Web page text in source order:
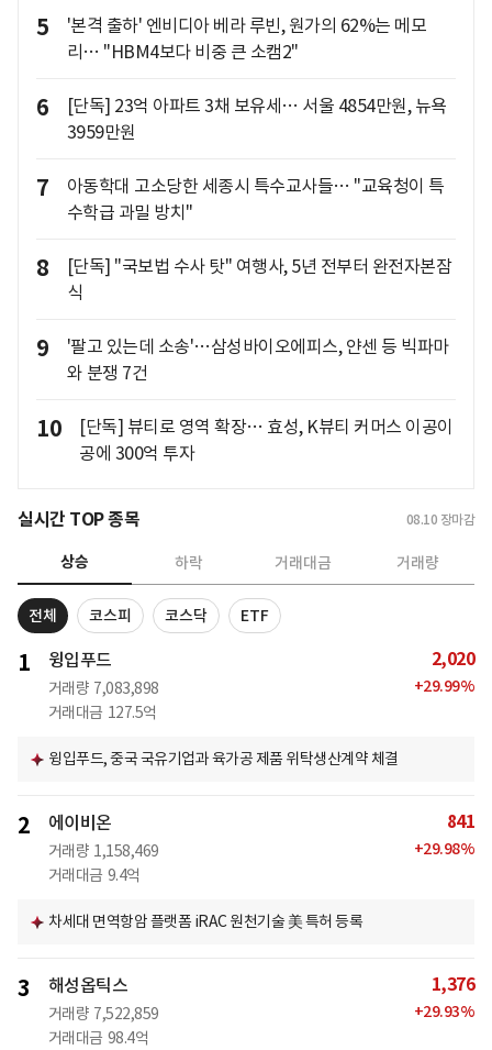
5
'본격 출하' 엔비디아 베라 루빈, 원가의 62%는 메모
리… "HBM4보다 비중 큰 소캠2"
6
[단독] 23억 아파트 3채 보유세… 서울 4854만원, 뉴욕
3959만원
7
아동학대 고소당한 세종시 특수교사들… "교육청이 특
수학급 과밀 방치"
8
[단독] "국보법 수사 탓" 여행사, 5년 전부터 완전자본잠
식
9
'팔고 있는데 소송'…삼성바이오에피스, 얀센 등 빅파마
와 분쟁 7건
10
[단독] 뷰티로 영역 확장… 효성, K뷰티 커머스 이공이
공에 300억 투자
실시간 TOP 종목 08.10 장마감
상승 하락 거래대금 거래량
전체 코스피 코스닥 ETF
1 윙입푸드
거래량 7,083,898
거래대금 127.5억
2,020
+29.99%
윙입푸드, 중국 국유기업과 육가공 제품 위탁생산계약 체결
2 에이비온
거래량 1,158,469
거래대금 9.4억
841
+29.98%
차세대 면역항암 플랫폼 iRAC 원천기술 美 특허 등록
3 해성옵틱스
거래량 7,522,859
거래대금 98.4억
1,376
+29.93%